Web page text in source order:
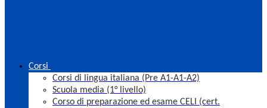
Corsi
Corsi di lingua italiana (Pre A1-A1-A2)
Scuola media (1° livello)
Corso di preparazione ed esame CELI (cert.